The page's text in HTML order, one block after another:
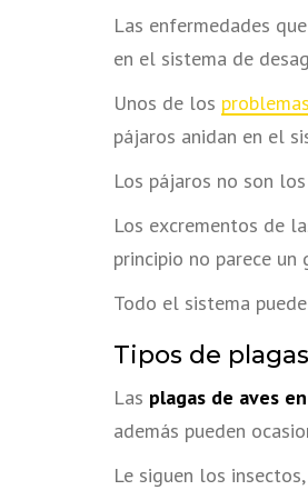
Las enfermedades
en el sistema de
Unos de los
pájaros anidan en el
Los pájaros no son
Los excrementos de
principio no parece
Todo el sistema
Tipos de plagas
Las plagas de aves
además pueden
Le siguen los